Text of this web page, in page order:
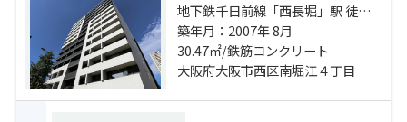
地下鉄千日前線「西長堀」駅 徒歩3
分 阪神電鉄阪神なんば「桜川」
駅 徒歩4分 地下鉄四つ橋線「四ツ
橋」駅 徒歩15分
築年月：2007年 8月
30.47㎡/鉄筋コンクリート
大阪府大阪市西区南堀江４丁目